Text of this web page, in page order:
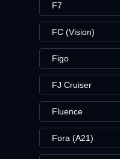
F7
FC (Vision)
Figo
FJ Cruiser
Fluence
Fora (A21)